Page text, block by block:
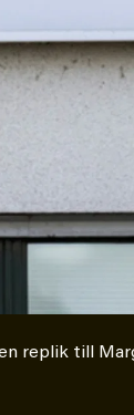
replik till